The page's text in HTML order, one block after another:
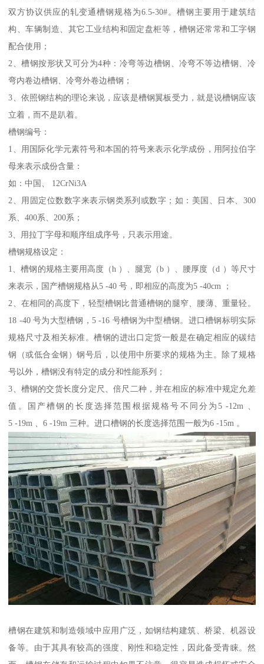
双方协议供应的轧变通槽钢规格为6.5-30#。槽钢主要用于建筑结
构、车辆制造、其它工业结构和固定盘柜等，槽钢还常常和工字钢
配合使用；
2、槽钢按形状又可分为4种：冷弯等边槽钢、冷弯不等边槽钢、冷
弯内卷边槽钢、冷弯外卷边槽钢；
3、依照钢结构的理论来说，应该是槽钢翼板受力，就是说槽钢应该
立着，而不是趴着。
槽钢编号：
1、用国际化学元素符号和本国的符号来表示化学成份，用阿拉伯字
母来表示成份含量：
如：中国、 12CrNi3A
2、用固定位数数字来表示钢类系列或数字；如：美国、日本、300
系、400系、200系；
3、用拉丁字母和顺序组成序号，只表示用途。
槽钢规格设定：
1、槽钢的规格主要用高度（h ）、腿宽（b ）、腰厚度（d ）等尺寸
来表示，国产槽钢规格从5 -40 号，即相应的高度为5 -40cm ；
2、在相同的高度下，轻型槽钢比普通槽钢的腿窄、腰薄、重量轻。
18 -40 号为大型槽钢，5 -16 号槽钢为中型槽钢。进口槽钢标明实际
规格尺寸及相关标准。槽钢的进出口定货一般是在确定相应的碳结
钢（或低合金钢）钢号后，以使用中所要求的规格为主。除了规格
号以外，槽钢没有特定的成分和性能系列；
3、槽钢的交货长度分定尺、倍尺二种，并在相应的标准中规定允差
值。国产槽钢的长度选择范围根据规格号不同分为5 -12m 、
5 -19m 、6 -19m 三种。进口槽钢的长度选择范围一般为6 -15m 。
槽钢在建筑和制造领域中应用广泛，如钢结构建筑、桥梁、机器设
备等。由于其具有较高的强度、刚性和稳定性，因此备受青睐。然